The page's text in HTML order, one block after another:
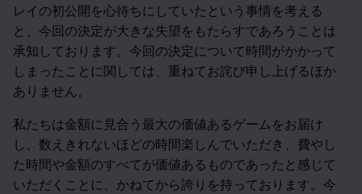
レイの初公開を心待ちにしていたという事情を考える
と、今回の決定が大きな失望をもたらすであろうことは
承知しております。今回の決定について時間がかかって
しまったことに関しては、重ねてお詫び申し上げるほか
ありません。
私たちは金額に見合う最大の価値あるゲームをお届け
し、数えきれないほどの時間楽しんでいただき、費やし
た時間や金額のすべてが価値あるものであったと感じて
いただくことに、かねてから誇りを持っております。今